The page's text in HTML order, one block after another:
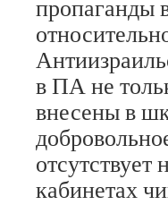
пропаганды
в ПА не
внесены в
кабинетах